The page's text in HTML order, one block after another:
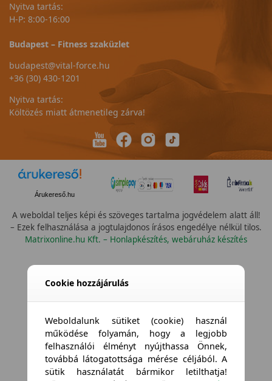
Nyitva tartás:
H-P: 8:00-16:00
Budapest – Fitness szaküzlet
budapest@vital-force.hu
+36 (30) 430-1201
Nyitva tartás:
Költözés miatt átmenetileg zárva!
Árukereső.hu
A weboldal teljes képi és szöveges tartalma jogvédelem alatt áll!
– Ezek felhasználása a jogtulajdonos írásos engedélye nélkül tilos.
Matrixonline.hu Kft. – Honlapkészítés, webáruház készítés
Cookie hozzájárulás
Weboldalunk sütiket (cookie) használ
működése folyamán, hogy a legjobb
felhasználói élményt nyújthassa Önnek,
továbbá látogatottsága mérése céljából. A
sütik használatát bármikor letilthatja!